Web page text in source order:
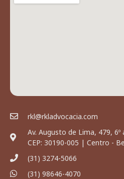
rkl@rkladvocacia.com
Av. Augusto de Lima, 479,
CEP: 30190-005 | Centro -
(31) 3274-5066
(31) 98646-4070